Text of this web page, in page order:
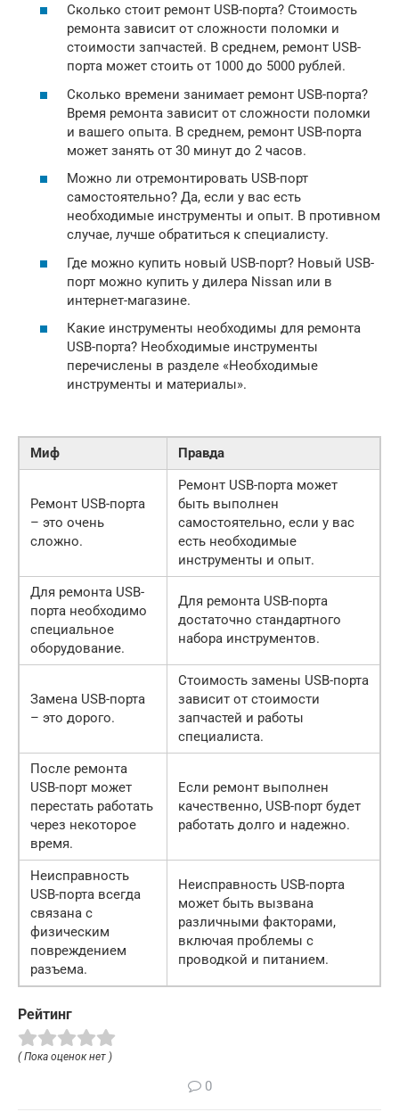
Сколько стоит ремонт USB-порта? Стоимость
ремонта зависит от сложности поломки и
стоимости запчастей. В среднем, ремонт USB-
порта может стоить от 1000 до 5000 рублей.
Сколько времени занимает ремонт USB-порта?
Время ремонта зависит от сложности поломки
и вашего опыта. В среднем, ремонт USB-порта
может занять от 30 минут до 2 часов.
Можно ли отремонтировать USB-порт
самостоятельно? Да, если у вас есть
необходимые инструменты и опыт. В противном
случае, лучше обратиться к специалисту.
Где можно купить новый USB-порт? Новый USB-
порт можно купить у дилера Nissan или в
интернет-магазине.
Какие инструменты необходимы для ремонта
USB-порта? Необходимые инструменты
перечислены в разделе «Необходимые
инструменты и материалы».
Миф Правда
Ремонт USB-порта
– это очень
сложно.
Ремонт USB-порта может
быть выполнен
самостоятельно, если у вас
есть необходимые
инструменты и опыт.
Для ремонта USB-
порта необходимо
специальное
оборудование.
Для ремонта USB-порта
достаточно стандартного
набора инструментов.
Замена USB-порта
– это дорого.
Стоимость замены USB-порта
зависит от стоимости
запчастей и работы
специалиста.
После ремонта
USB-порт может
перестать работать
через некоторое
время.
Если ремонт выполнен
качественно, USB-порт будет
работать долго и надежно.
Неисправность
USB-порта всегда
связана с
физическим
повреждением
разъема.
Неисправность USB-порта
может быть вызвана
различными факторами,
включая проблемы с
проводкой и питанием.
Рейтинг
( Пока оценок нет )
0